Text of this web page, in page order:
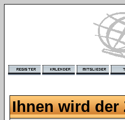
Ihnen wird der